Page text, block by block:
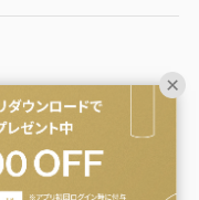
（タンプ）